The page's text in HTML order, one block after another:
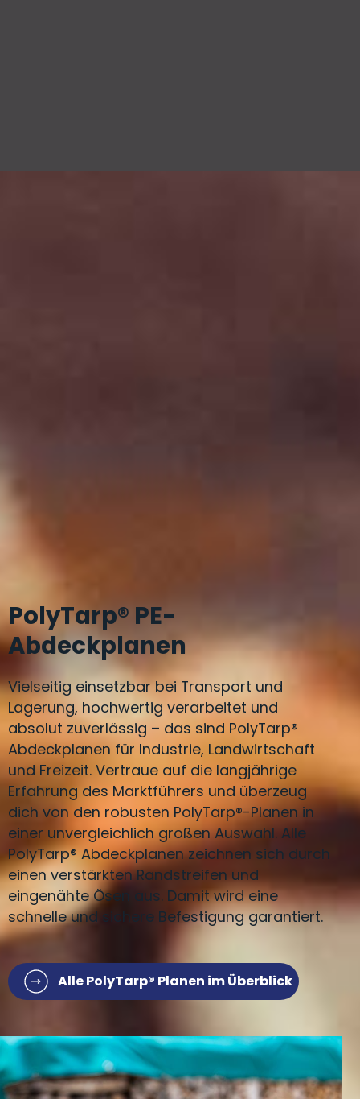
PolyTarp® PE-
Abdeckplanen
Vielseitig einsetzbar bei Transport und
Lagerung, hochwertig verarbeitet und
absolut zuverlässig – das sind PolyTarp®
Abdeckplanen für Industrie, Landwirtschaft
und Freizeit. Vertraue auf die langjährige
Erfahrung des Marktführers und überzeug
dich von den robusten PolyTarp®-Planen in
einer unvergleichlich großen Auswahl. Alle
PolyTarp® Abdeckplanen zeichnen sich durch
einen verstärkten Randstreifen und
eingenähte Ösen aus. Damit wird eine
schnelle und sichere Befestigung garantiert.
Alle PolyTarp® Planen im Überblick